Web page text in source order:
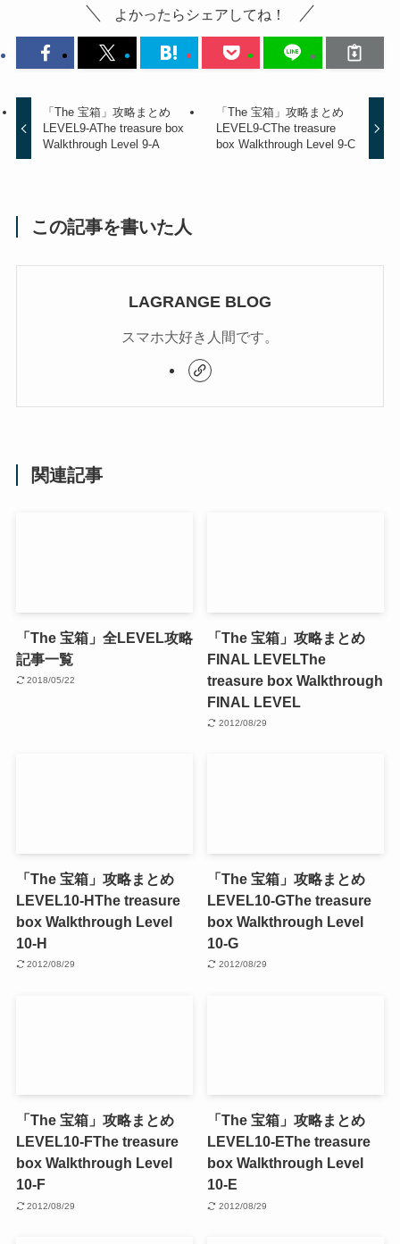
よかったらシェアしてね！
「The 宝箱」攻略まとめ
LEVEL9-AThe treasure box
Walkthrough Level 9-A
「The 宝箱」攻略まとめ
LEVEL9-CThe treasure
box Walkthrough Level 9-C
この記事を書いた人
LAGRANGE BLOG
スマホ大好き人間です。
関連記事
「The 宝箱」全LEVEL攻略
記事一覧
2018/05/22
「The 宝箱」攻略まとめ
FINAL LEVELThe
treasure box Walkthrough
FINAL LEVEL
2012/08/29
「The 宝箱」攻略まとめ
LEVEL10-HThe treasure
box Walkthrough Level
10-H
2012/08/29
「The 宝箱」攻略まとめ
LEVEL10-GThe treasure
box Walkthrough Level
10-G
2012/08/29
「The 宝箱」攻略まとめ
LEVEL10-FThe treasure
box Walkthrough Level
10-F
2012/08/29
「The 宝箱」攻略まとめ
LEVEL10-EThe treasure
box Walkthrough Level
10-E
2012/08/29